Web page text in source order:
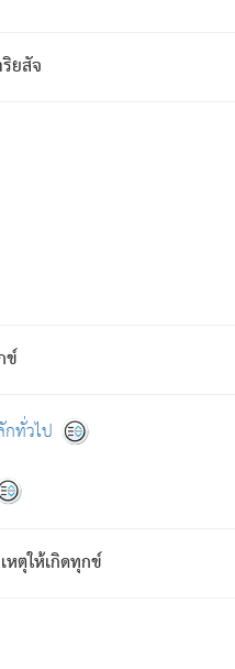
ยสัจ
ข์
ทั่วไป
ตุให้เกิดทุกข์
ะหรือพราหมณ์ทั้งปวงนั้น มิใช่
าวว่า สมณะหรือพราหมณ์ทั้งปวง
นภพอันเป็นแล้วนั้น ย่อมไม่เป็
หมดนั้น ไม่เที่ยง เป็นทุกข์ มีควา
ละไม่เพลิดเพลินวิภวตัณหาด้วย.
การทั้งปวง นั้นคือนิพพาน.
งที่ (คือไม่เปลี่ยนแปลงอีกต่อไป
บ ที่มีการพิมพ์ครั้งล่าสุด ก่อนนำข้อมู